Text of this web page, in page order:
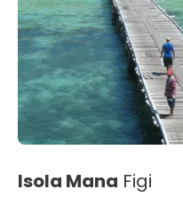
Isola Mana Figi